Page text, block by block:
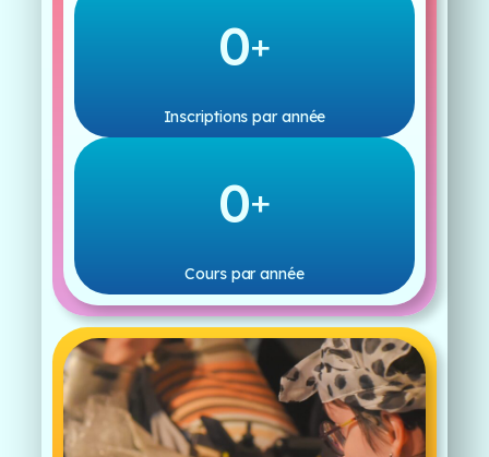
0+
Inscriptions par année
0+
Cours par année